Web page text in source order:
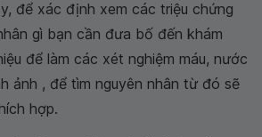
để xác định xem các triệu chứng
gì bạn cần đưa bố đến khám
để làm các xét nghiệm máu, nước
ảnh , để tìm nguyên nhân từ đó sẽ
hợp.